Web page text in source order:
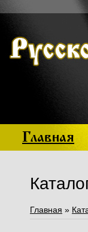
Главная
Главная »